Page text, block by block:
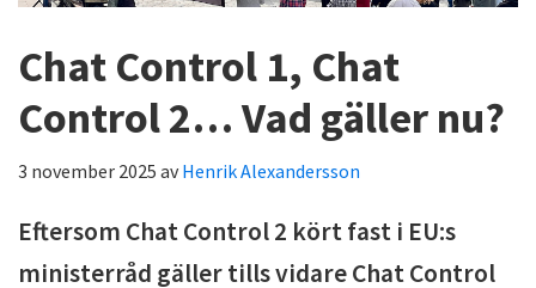
Chat Control 1, Chat
Control 2… Vad gäller nu?
3 november 2025 avHenrik Alexandersson
Eftersom Chat Control 2 kört fast i EU:s
ministerråd gäller tills vidare Chat Control